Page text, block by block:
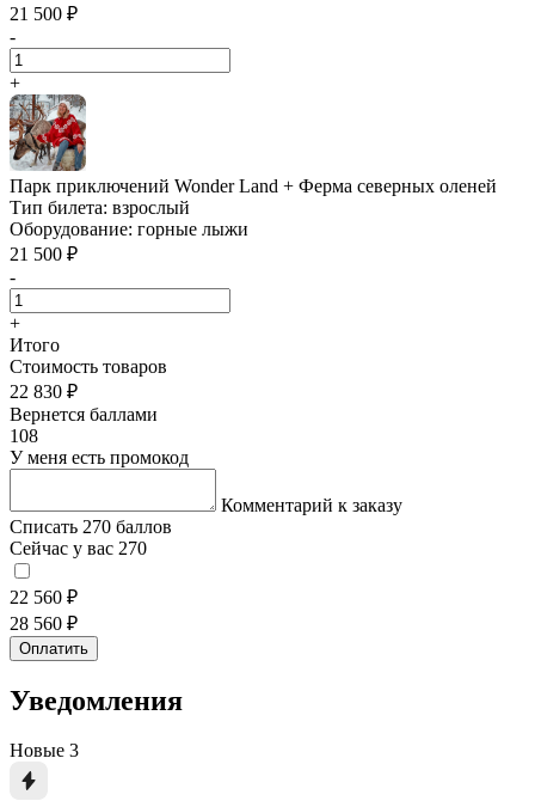
21 500 ₽
-
+
Парк приключений Wonder Land + Ферма северных оленей
Тип билета: взрослый
Оборудование: горные лыжи
21 500 ₽
-
+
Итого
Стоимость товаров
22 830 ₽
Вернется баллами
108
У меня есть промокод
Комментарий к заказу
Списать 270 баллов
Сейчас у вас 270
22 560 ₽
28 560 ₽
Оплатить
Уведомления
Новые 3